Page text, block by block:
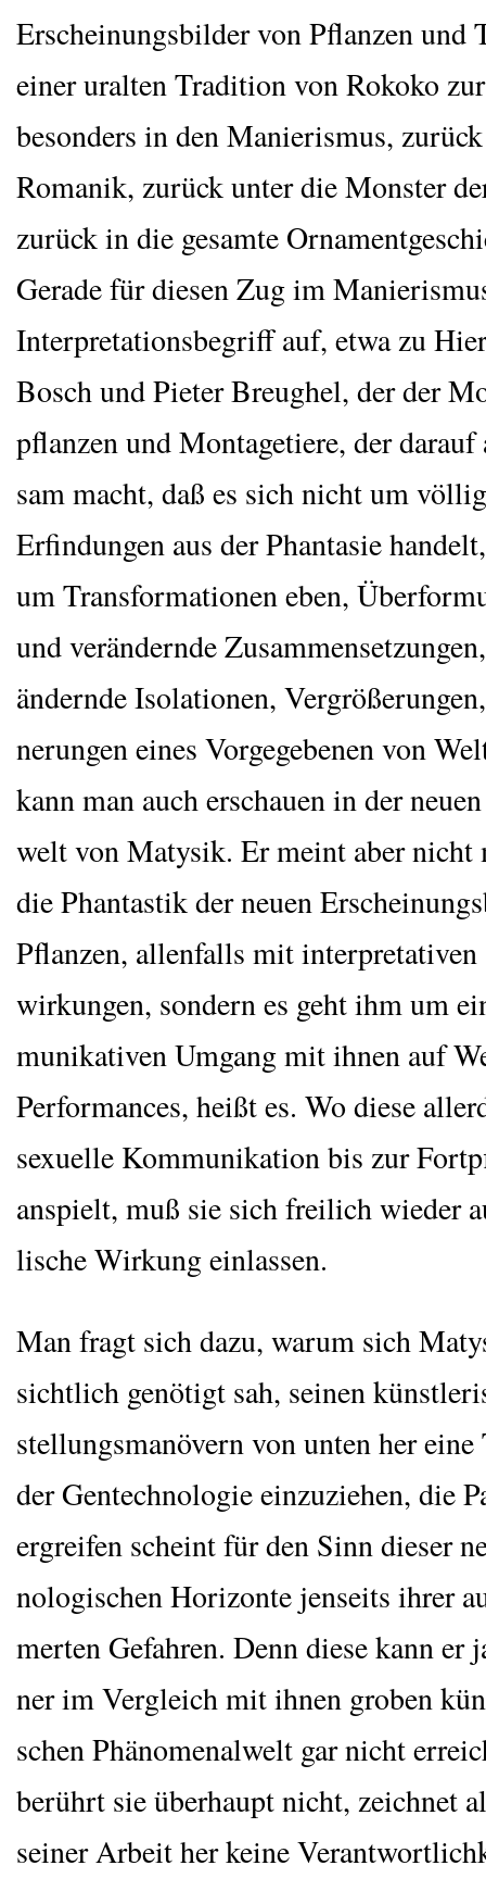
Erschei­nungs­bil­der von Pflan­zen und
einer uralten Tra­di­ti­on von Roko­ko
beson­ders in den Manie­ris­mus,
Roma­nik, zurück unter die Mons­ter
zurück in die gesam­te
Gera­de für die­sen Zug im
Inter­pre­ta­ti­ons­be­griff auf, etwa zu
Bosch und Pie­ter Breu­ghel, der der
pflan­zen und Mon­ta­ge­tie­re, der
sam macht, daß es sich nicht um
Erfin­dun­gen aus der Phan­ta­sie
um Trans­for­ma­tio­nen eben,
und ver­än­dern­de
än­dern­de Iso­la­tio­nen,
ne­run­gen eines Vor­ge­ge­be­nen von
kann man auch erschau­en in der
welt von Maty­sik. Er meint aber nicht
die Phan­tas­tik der neu­en
Pflan­zen, allen­falls mit
wir­kun­gen, son­dern es geht ihm um
mu­ni­ka­ti­ven Umgang mit ihnen auf
Per­for­man­ces, heißt es. Wo die­se
sexu­el­le Kom­mu­ni­ka­ti­on bis zur
anspielt, muß sie sich frei­lich wie­der
li­sche Wir­kung einlassen.
Man fragt sich dazu, war­um sich
sicht­lich genö­tigt sah, sei­nen
stel­lungs­ma­nö­vern von unten her
der Gen­tech­no­lo­gie ein­zu­zie­hen, die
ergrei­fen scheint für den Sinn die­ser
no­lo­gi­schen Hori­zon­te jen­seits ihrer
mer­ten Gefah­ren. Denn die­se kann er
ner im Ver­gleich mit ihnen gro­ben
schen Phä­no­me­n­al­welt gar nicht
berührt sie über­haupt nicht, zeich­net
sei­ner Arbeit her kei­ne